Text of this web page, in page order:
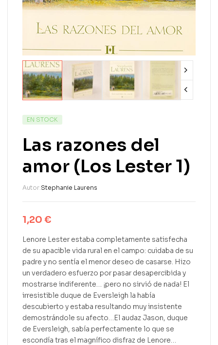
EN STOCK
Las razones del
amor (Los Lester 1)
Autor:Stephanie Laurens
1,20 €
Lenore Lester estaba completamente satisfecha
de su apacible vida rural en el campo: cuidaba de su
padre y no sentía el menor deseo de casarse. Hizo
un verdadero esfuerzo por pasar desapercibida y
mostrarse indiferente… ¡pero no sirvió de nada! El
irresistible duque de Eversleigh la había
descubierto y estaba resultando muy insistente
demostrándole su afecto…El audaz Jason, duque
de Eversleigh, sabía perfectamente lo que se
escondía tras el magnífico disfraz de Lenore…